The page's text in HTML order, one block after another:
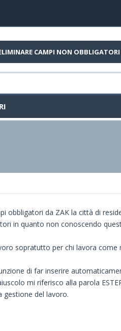
CAMPI NON
da ZAK la città di
in quanto non conoscendo
sopratutto per chi lavora
di far inserire
mi riferisco alla parola
gestione del lavoro.